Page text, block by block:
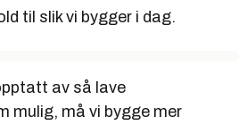
til slik vi bygger i dag.
av så lave
mulig, må vi bygge mer